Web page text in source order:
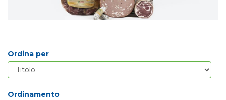
Ordina per
Ordinamento